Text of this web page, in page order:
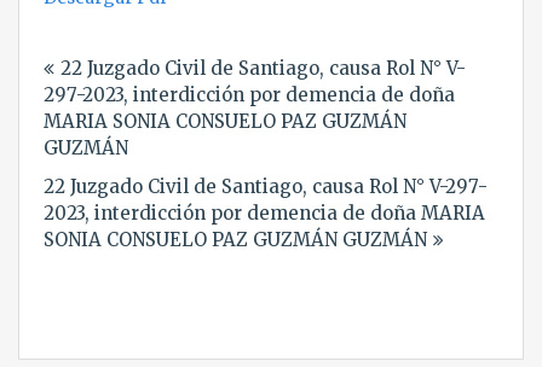
de
entradas
22 Juzgado Civil de Santiago, causa Rol N° V-
297-2023, interdicción por demencia de doña
MARIA SONIA CONSUELO PAZ GUZMÁN
GUZMÁN
22 Juzgado Civil de Santiago, causa Rol N° V-297-
2023, interdicción por demencia de doña MARIA
SONIA CONSUELO PAZ GUZMÁN GUZMÁN